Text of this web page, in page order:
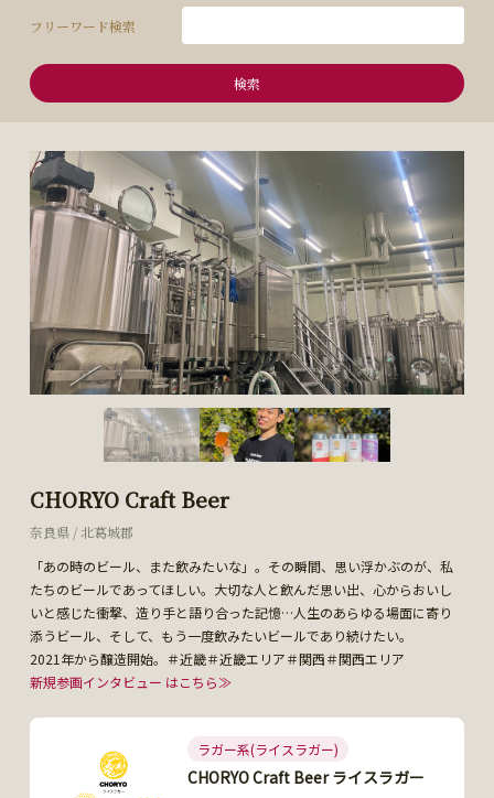
フリーワード検索
検索
CHORYO Craft Beer
奈良県 / 北葛城郡
「あの時のビール、また飲みたいな」。その瞬間、思い浮かぶのが、私
たちのビールであってほしい。大切な人と飲んだ思い出、心からおいし
いと感じた衝撃、造り手と語り合った記憶…人生のあらゆる場面に寄り
添うビール、そして、もう一度飲みたいビールであり続けたい。
2021年から醸造開始。＃近畿＃近畿エリア＃関西＃関西エリア
新規参画インタビュー はこちら≫
ラガー系(ライスラガー)
CHORYO Craft Beer ライスラガー